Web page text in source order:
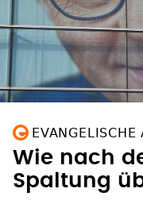
Wie nach
Spaltung